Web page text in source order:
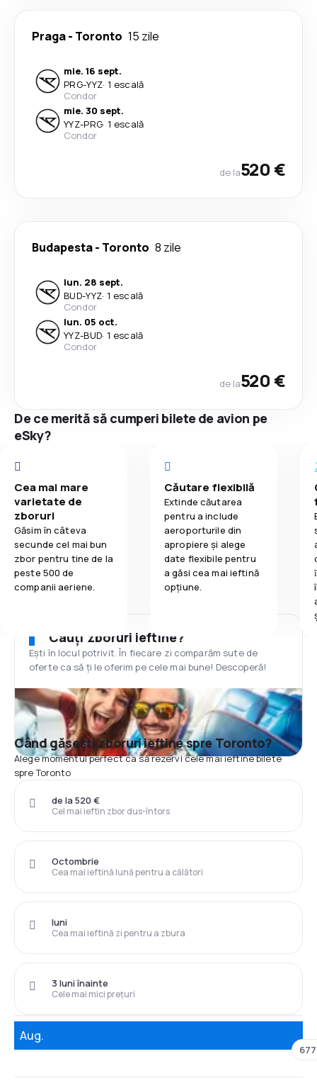
Praga- Toronto 15 zile
mie. 16 sept.
PRG-YYZ· 1 escală
Condor
mie. 30 sept.
YYZ-PRG· 1 escală
Condor
de la520 €
Budapesta- Toronto 8 zile
lun. 28 sept.
BUD-YYZ· 1 escală
Condor
lun. 05 oct.
YYZ-BUD· 1 escală
Condor
de la520 €
De ce merită să cumperi bilete de avion pe
eSky?
Cea mai mare
varietate de
zboruri
Găsim în câteva
secunde cel mai bun
zbor pentru tine de la
peste 500 de
companii aeriene.
Căutare flexibilă
Extinde căutarea
pentru a include
aeroporturile din
apropiere și alege
date flexibile pentru
a găsi cea mai ieftină
opțiune.
Cauți zboruri ieftine?
Ești în locul potrivit. În fiecare zi comparăm sute de
oferte ca să ți le oferim pe cele mai bune! Descoperă!
Când găsești zboruri ieftine spre Toronto?
Alege momentul perfect ca să rezervi cele mai ieftine bilete
spre Toronto
Cel mai ieftin zbor dus-întors
de la 520 €
Cea mai ieftină lună pentru a călători
Octombrie
Cea mai ieftină zi pentru a zbura
luni
Cele mai mici prețuri
3 luni înainte
Aug.